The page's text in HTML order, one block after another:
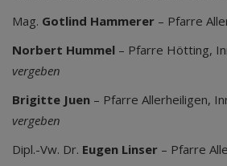
Mag. Gotlind Hammerer – Pfarre
Norbert Hummel – Pfarre Hötting,
vergeben
Brigitte Juen – Pfarre Allerheiligen,
vergeben
Dipl.-Vw. Dr. Eugen Linser – Pfarre